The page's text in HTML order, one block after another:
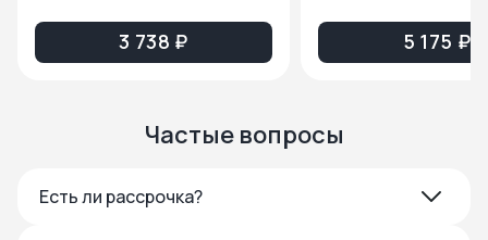
3 738 ₽ 5 175 ₽
Частые вопросы
Есть ли рассрочка?